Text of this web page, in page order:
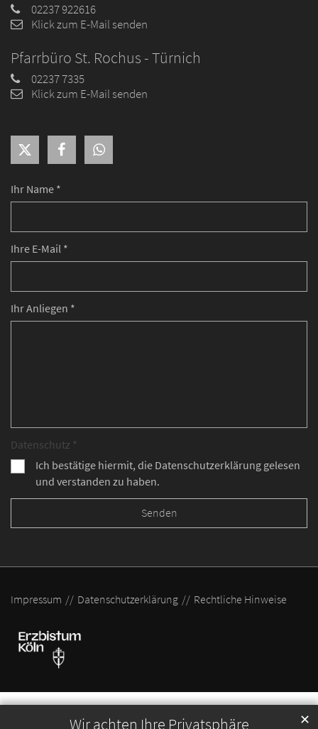
Wir achten Ihre Privatsphäre ✕
Ihr Name *
Ihre E-Mail *
Ihr Anliegen *
Datenschutz *
Ich bestätige hiermit, die Datenschutzerklärung gelesen
und verstanden zu haben.
02237 922616
Klick zum E-Mail senden
Pfarrbüro St. Rochus - Türnich
02237 7335
Klick zum E-Mail senden
Impressum Datenschutzerklärung Rechtliche Hinweise